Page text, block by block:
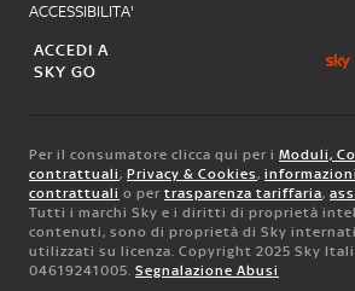
ACCESSIBILITA'
ACCEDI A
SKY GO
Per il consumatore clicca qui per i Moduli,
contrattuali, Privacy & Cookies,
contrattuali o per trasparenza tariffaria,
Tutti i marchi Sky e i diritti di proprietà
contenuti, sono di proprietà di Sky
utilizzati su licenza. Copyright 2025 Sky
04619241005. Segnalazione Abusi